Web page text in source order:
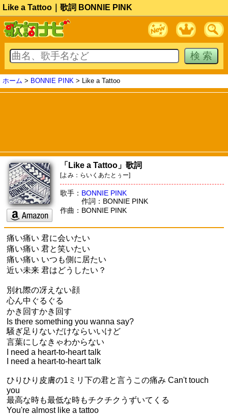
Like a Tattoo｜歌詞 BONNIE PINK
ホーム > BONNIE PINK > Like a Tattoo
「Like a Tattoo」歌詞
[よみ：らいくあたとぅー]
歌手： BONNIE PINK
作詞：BONNIE PINK
作曲：BONNIE PINK
痛い痛い 君に会いたい
痛い痛い 君と笑いたい
痛い痛い いつも側に居たい
近い未来 君はどうしたい？
別れ際の冴えない顔
心ん中ぐるぐる
かき回すかき回す
Is there something you wanna say?
騒ぎ足りないだけならいいけど
言葉にしなきゃわからない
I need a heart-to-heart talk
I need a heart-to-heart talk
ひりひり皮膚の1ミリ下の君と言うこの痛み Can't touch
you
最高な時も最低な時もチクチクうずいてくる
You're almost like a tattoo